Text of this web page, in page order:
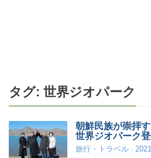
タグ: 世界ジオパーク
朝鮮民族が崇拝
世界ジオパーク
旅行・トラベル